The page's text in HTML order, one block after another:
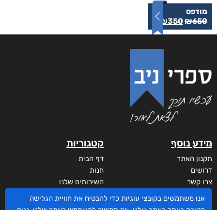
מודפס
₪650
₪350
מידע נוסף
תקנון האתר
דרושים
צרו קשר
מדיניות פרטיות
קטגוריות
דף הבית
חנות
השירותים שלנו
שידורים
אנו משתמשים בקובצי עוגיות כדי להבטיח את חוויית הגלישה